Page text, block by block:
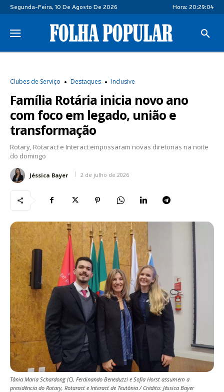
Segunda-Feira, 10 De Agosto De 2026 Hora: 20:29:05
Clubes de Serviço Destaques Inclusive
Família Rotária inicia novo ano
com foco em legado, união e
transformação
Rotary, Rotaract e Interact empossaram novas diretorias na noite
do domingo
Jéssica Bayer 2 de julho de 2026
Tânia Maria Schardong (C), Ferdinando Beneduzzi e Sofia Horst assumem a
presidência do Rotary, Rotaract e Interact de Teutônia / Crédito: Jéssica Bayer